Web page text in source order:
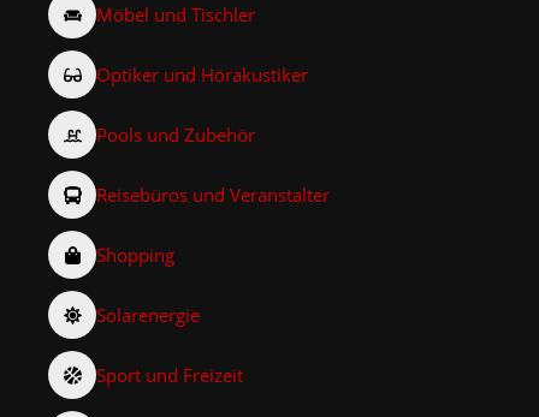
Möbel und Tischler
Optiker und Hörakustiker
Pools und Zubehör
Reisebüros und Veranstalter
Shopping
Solarenergie
Sport und Freizeit